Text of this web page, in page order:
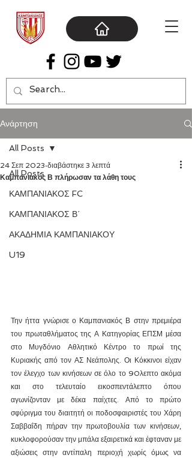
Ανάρτηση
All Posts
ΚΑΜΠΑΝΙΑΚΟΣ FC
ΚΑΜΠΑΝΙΑΚΟΣ Β΄
ΑΚΑΔΗΜΙΑ ΚΑΜΠΑΝΙΑΚΟΥ
U19
All Posts
Καμπανιακός Β πλήρωσαν τα λάθη τους
24 Σεπ 2023 διαβάστηκε 3 λεπτά
Την ήττα γνώρισε ο Καμπανιακός Β στην πρεμιέρα
του πρωταθλήματος της Α Κατηγορίας ΕΠΣΜ μέσα
στο Μυγδόνιο Αθλητικό Κέντρο το πρωί της
Κυριακής από τον ΑΣ Νεάπολης. Οι Κόκκινοι είχαν
τον έλεγχο των κινήσεων σε όλο το 90λεπτο ακόμα
και στο τελευταίο εικοσπεντάλεπτο όπου
αγωνίζονταν με δέκα παίχτες. Από το πρώτο
σφύριγμα του διαιτητή οι ποδοσφαιριστές του Χάρη
Σαββαΐδη πήραν την πρωτοβουλία των κινήσεων,
κυκλοφορούσαν την μπάλα εξαιρετικά και έφταναν με
αξιώσεις στην αντίπαλη περιοχή χωρίς όμως να